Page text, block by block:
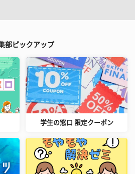
部ピックアップ
学生の窓口 限定クーポン